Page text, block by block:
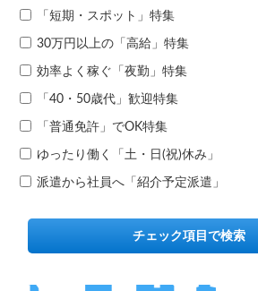
「短期・スポット」特集
30万円以上の「高給」特集
効率よく稼ぐ「夜勤」特集
「40・50歳代」歓迎特集
「普通免許」でOK特集
ゆったり働く「土・日(祝)休み」
派遣から社員へ「紹介予定派遣」
チェック項目で検索